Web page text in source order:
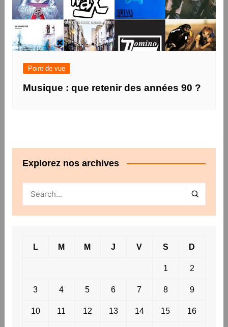
Point de vue
Musique : que retenir des années 90 ?
Explorez nos archives
L M M J V S D
1 2
3 4 5 6 7 8 9
10 11 12 13 14 15 16